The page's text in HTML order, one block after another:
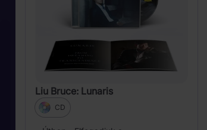
Liu Bruce: Lunaris
CD